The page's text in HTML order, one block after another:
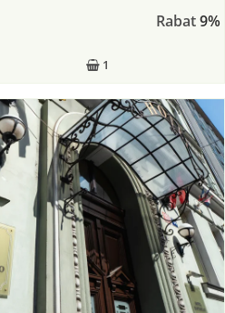
Rabat9%
1